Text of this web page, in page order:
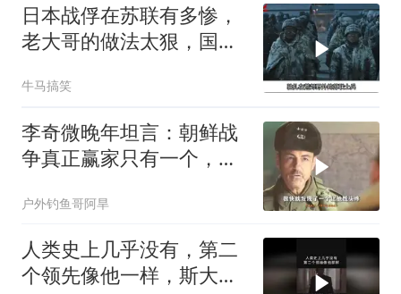
日本战俘在苏联有多惨，
老大哥的做法太狠，国人
牛马搞笑
李奇微晚年坦言：朝鲜战
争真正赢家只有一个，不
户外钓鱼哥阿旱
人类史上几乎没有，第二
个领先像他一样，斯大林